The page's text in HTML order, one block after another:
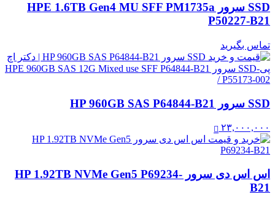
SSD سرور HPE 1.6TB Gen4 MU SFF PM1735a
P50227-B21
تماس بگیرید
SSD سرور HP 960GB SAS P64844-B21
۲۳,۰۰۰,۰۰۰
اس اس دی سرور HP 1.92TB NVMe Gen5 P69234-
B21